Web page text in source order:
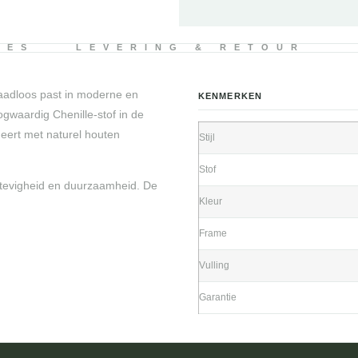
LEVERING & RETOUR
past in moderne en
Chenille-stof in de
met naturel houten
en duurzaamheid. De
KENMERKEN
Stijl
Stof
Kleur
Frame
Vulling
Garantie